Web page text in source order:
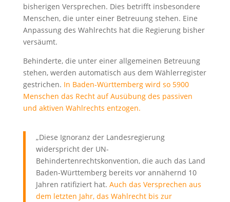
bisherigen Versprechen. Dies betrifft insbesondere
Menschen, die unter einer Betreuung stehen. Eine
Anpassung des Wahlrechts hat die Regierung bisher
versäumt.
Behinderte, die unter einer allgemeinen Betreuung
stehen, werden automatisch aus dem Wählerregister
gestrichen. In Baden-Württemberg wird so 5900
Menschen das Recht auf Ausübung des passiven
und aktiven Wahlrechts entzogen.
„Diese Ignoranz der Landesregierung
widerspricht der UN-
Behindertenrechtskonvention, die auch das Land
Baden-Württemberg bereits vor annähernd 10
Jahren ratifiziert hat. Auch das Versprechen aus
dem letzten Jahr, das Wahlrecht bis zur